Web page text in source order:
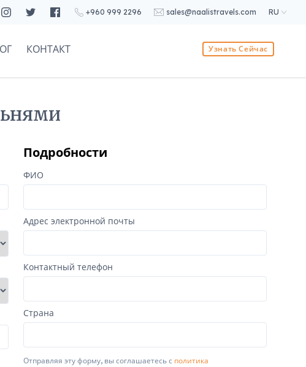
+960 999 2296 sales@naalistravels.com RU
КОНТАКТ Узнать Сейчас
Подробности
ФИО
Адрес электронной почты
Контактный телефон
Страна
Отправляя эту форму, вы соглашаетесь с политика